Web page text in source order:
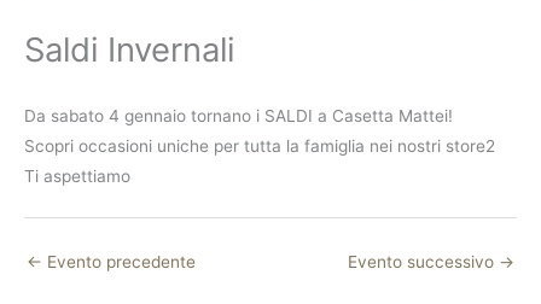
Saldi Invernali
Da sabato 4 gennaio tornano i SALDI a Casetta Mattei!
Scopri occasioni uniche per tutta la famiglia nei nostri store2
Ti aspettiamo
← Evento precedente Evento successivo →